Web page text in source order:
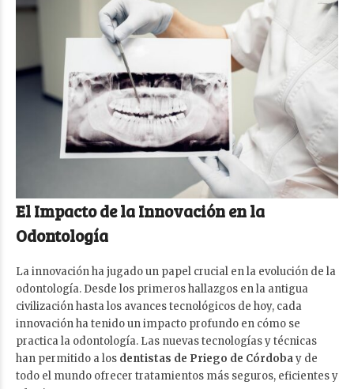
El Impacto de la Innovación en la
Odontología
La innovación ha jugado un papel crucial en la evolución de la
odontología. Desde los primeros hallazgos en la antigua
civilización hasta los avances tecnológicos de hoy, cada
innovación ha tenido un impacto profundo en cómo se
practica la odontología. Las nuevas tecnologías y técnicas
han permitido a los dentistas de Priego de Córdobay de
todo el mundo ofrecer tratamientos más seguros, eficientes y